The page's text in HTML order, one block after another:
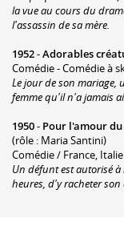
la vue au cours du
l'assassin de sa mère.
1952-Adorables
Comédie - Comédie à
Le jour de son mariage,
femme qu'il n'a jamais
1950- Pour l'amour du
(rôle : Maria Santini)
Comédie / France,
Un défunt est autorisé
heures, d'y racheter son